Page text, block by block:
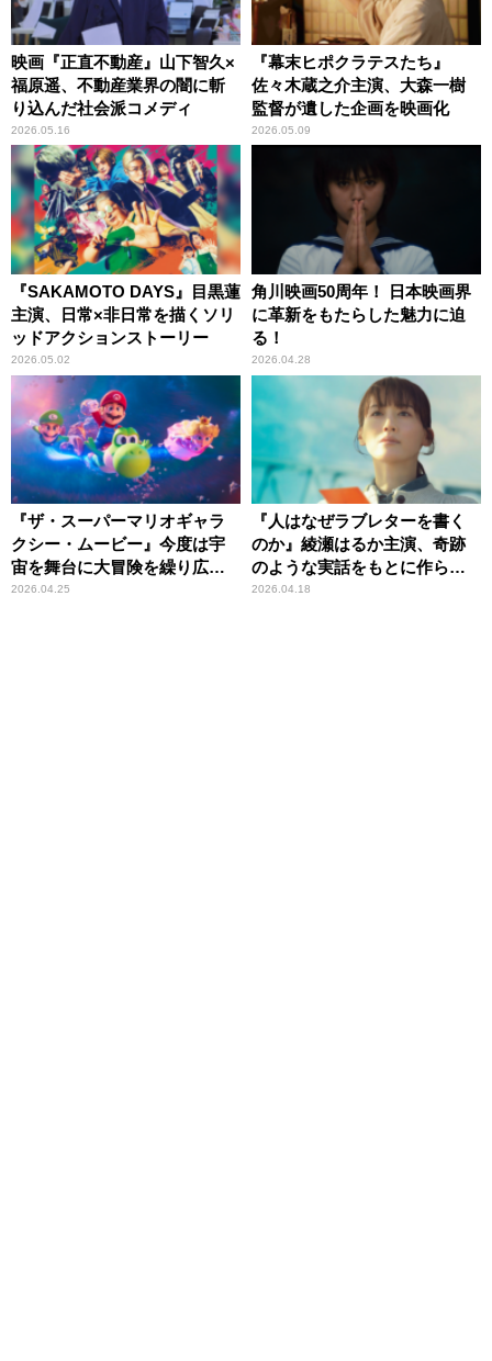
映画『正直不動産』山下智久×
福原遥、不動産業界の闇に斬
り込んだ社会派コメディ
2026.05.16
『幕末ヒポクラテスたち』
佐々木蔵之介主演、大森一樹
監督が遺した企画を映画化
2026.05.09
『SAKAMOTO DAYS』目黒蓮
主演、日常×非日常を描くソリ
ッドアクションストーリー
2026.05.02
角川映画50周年！ 日本映画界
に革新をもたらした魅力に迫
る！
2026.04.28
『ザ・スーパーマリオギャラ
クシー・ムービー』今度は宇
宙を舞台に大冒険を繰り広げ
る！
2026.04.25
『人はなぜラブレターを書く
のか』綾瀬はるか主演、奇跡
のような実話をもとに作られ
た感動作
2026.04.18